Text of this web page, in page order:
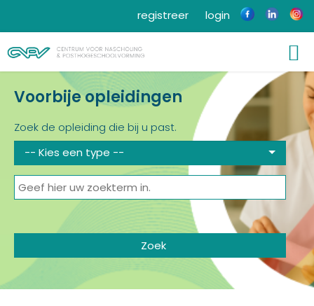
login
registreer
Voorbije opleidingen
Zoek de opleiding die bij u past.
-- Kies een type --